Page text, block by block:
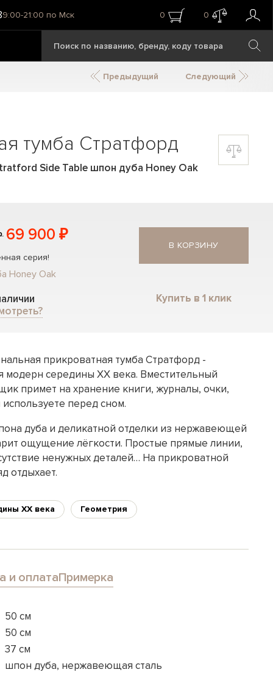
9:00-21:00 по Мск 0 0
Предыдущий Следующий
тумба Стратфорд
Side Table шпон дуба Honey Oak
69 900 ₽
серия!
Honey Oak
В КОРЗИНУ
Купить в 1 клик
прикроватная тумба Стратфорд -
модерн середины ХХ века. Вместительный
примет на хранение книги, журналы, очки,
перед сном.
дуба и деликатной отделки из нержавеющей
ощущение лёгкости. Простые прямые линии,
ненужных деталей… На прикроватной
отдыхает.
XX века Геометрия
и оплатаПримерка
50 см
50 см
37 см
шпон дуба, нержавеющая сталь